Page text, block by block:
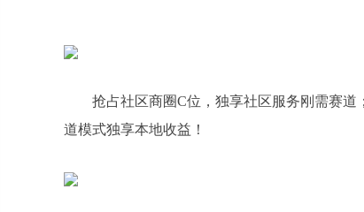
抢占社区商圈C位，独享社区服务刚需赛
道模式独享本地收益！